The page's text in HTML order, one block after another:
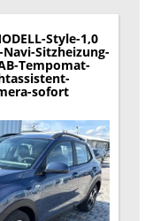
Style-1,0
Navi-Sitzheizung-
Tempomat-
sofort